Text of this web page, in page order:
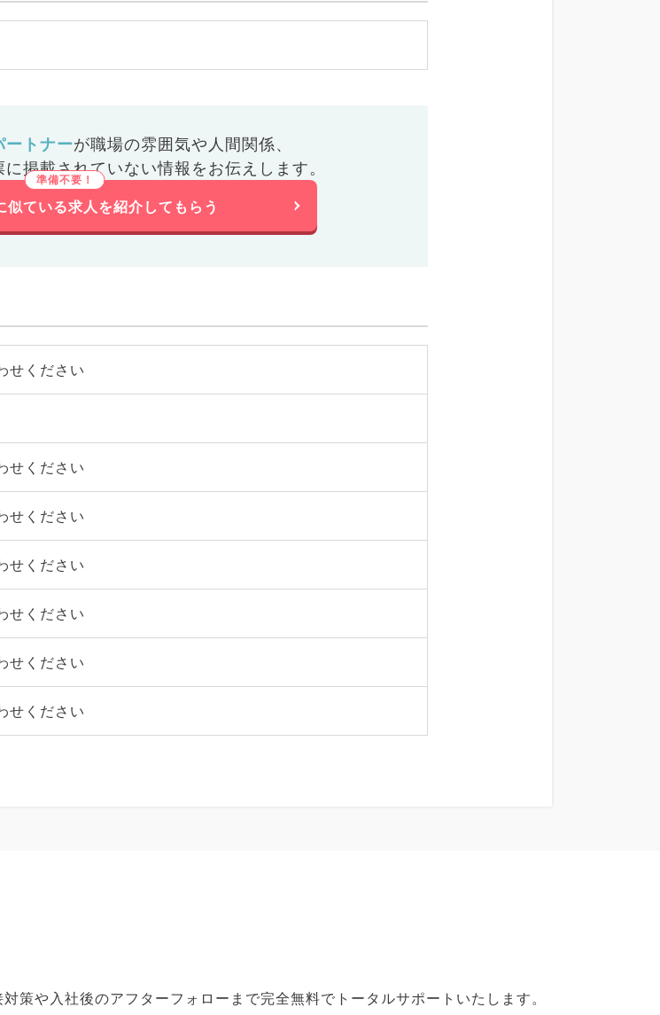
ートナーが職場の雰囲気や人間関係、
に掲載されていない情報をお伝えします。
似ている求人を紹介してもらう
せください
せください
せください
せください
せください
せください
せください
策や入社後のアフターフォローまで完全無料でトータルサポートいたします。